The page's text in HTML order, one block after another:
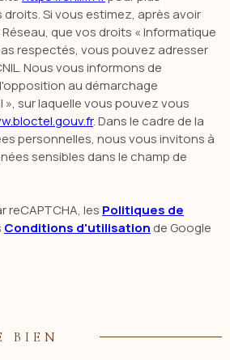
droits. Si vous estimez, après avoir
que vos droits « Informatique
respectés, vous pouvez adresser
Nous vous informons de
au démarchage
sur laquelle vous pouvez vous
. Dans le cadre de la
personnelles, nous vous invitons à
sensibles dans le champ de
reCAPTCHA, les Politiques de
Conditions d'utilisation de Google
BIEN